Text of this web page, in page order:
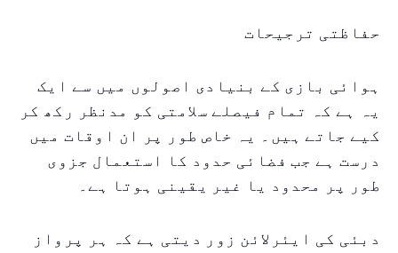
حفاظتی ترجیحات
ہوائی بازی کے بنیادی اصولوں میں سے ایک
یہ ہے کہ تمام فیصلے سلامتی کو مدنظر رکھ کر
کیے جاتے ہیں۔ یہ خاص طور پر ان اوقات میں
درست ہے جب فضائی حدود کا استعمال جزوی
طور پر محدود یا غیر یقینی ہوتا ہے۔
دبئی کی ایئرلائن زور دیتی ہے کہ ہر پرواز